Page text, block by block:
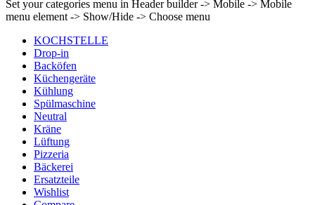
Set your categories menu in Header builder -> Mobile -> Mobile
menu element -> Show/Hide -> Choose menu
KOCHSTELLE
Drop-in
Backöfen
Küchengeräte
Kühlung
Spülmaschine
Neutral
Kräne
Lüftung
Pizzeria
Bäckerei
Ersatzteile
Wishlist